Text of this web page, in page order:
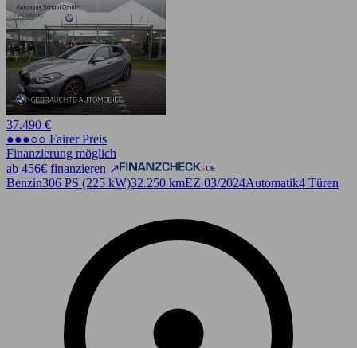
37.490 €
●●●○○ Fairer Preis
Finanzierung möglich
ab 456€ finanzieren ↗
Benzin306 PS (225 kW)32.250 kmEZ 03/2024Automatik4 Türen